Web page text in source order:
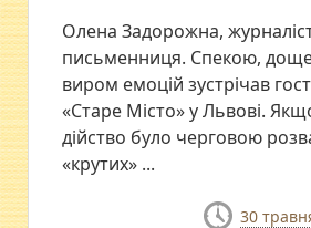
Олена Задорожна,
письменниця. Спекою,
виром емоцій зустрічав
«Старе Місто» у Львові.
дійство було черговою
«крутих» ...
30